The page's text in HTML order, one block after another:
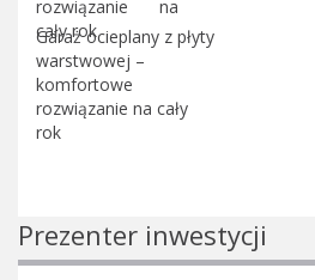
Garaż ocieplany z płyty
warstwowej –
komfortowe
rozwiązanie na cały
rok
Prezenter inwestycji